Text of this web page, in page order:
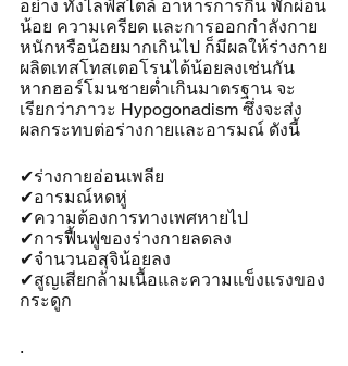
อย่าง ทั้งไลฟ์สไตล์ อาหารการกิน พักผ่อน
น้อย ความเครียด และการออกกำลังกาย
หนักหรือน้อยมากเกินไป ก็มีผลให้ร่างกาย
ผลิตเทสโทสเตอโรนได้น้อยลงเช่นกัน
หากฮอร์โมนชายต่ำเกินมาตรฐาน จะ
เรียกว่าภาวะ Hypogonadism ซึ่งจะส่ง
ผลกระทบต่อร่างกายและอารมณ์ ดังนี้
✔ร่างกายอ่อนเพลีย
✔อารมณ์หดหู่
✔ความต้องการทางเพศหายไป
✔การฟื้นฟูของร่างกายลดลง
✔จำนวนอสุจิน้อยลง
✔สูญเสียกล้ามเนื้อและความแข็งแรงของ
กระดูก
.